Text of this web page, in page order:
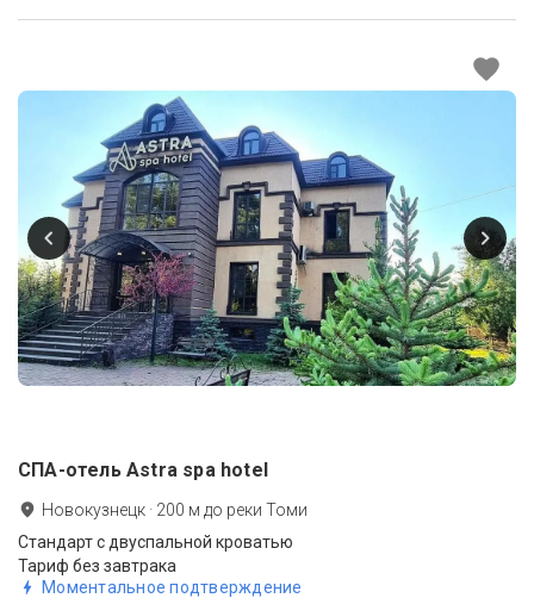
СПА-отель Astra spa hotel
Новокузнецк · 200 м до реки Томи
Стандарт с двуспальной кроватью
Тариф без завтрака
Моментальное подтверждение